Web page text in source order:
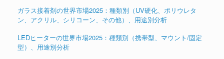
ガラス接着剤の世界市場2025：種類別（UV硬化、ポリウレタ
ン、アクリル、シリコーン、その他）、用途別分析
LEDヒーターの世界市場2025：種類別（携帯型、マウント/固定
型）、用途別分析